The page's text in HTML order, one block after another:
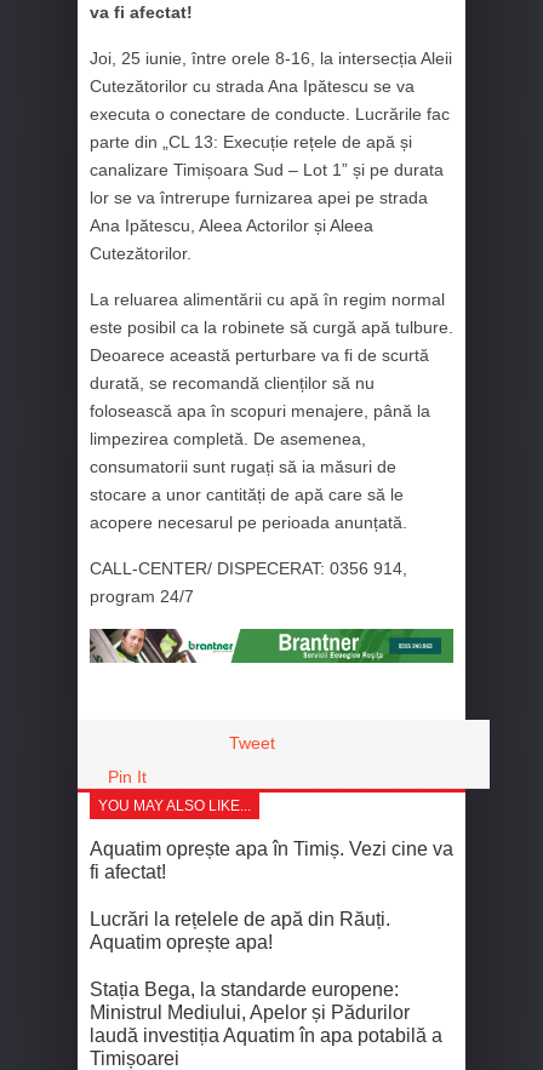
va fi afectat!
Joi, 25 iunie, între orele 8-16, la intersecția Aleii
Cutezătorilor cu strada Ana Ipătescu se va
executa o conectare de conducte. Lucrările fac
parte din „CL 13: Execuție rețele de apă și
canalizare Timișoara Sud – Lot 1” și pe durata
lor se va întrerupe furnizarea apei pe strada
Ana Ipătescu, Aleea Actorilor și Aleea
Cutezătorilor.
La reluarea alimentării cu apă în regim normal
este posibil ca la robinete să curgă apă tulbure.
Deoarece această perturbare va fi de scurtă
durată, se recomandă clienților să nu
folosească apa în scopuri menajere, până la
limpezirea completă. De asemenea,
consumatorii sunt rugați să ia măsuri de
stocare a unor cantități de apă care să le
acopere necesarul pe perioada anunțată.
CALL-CENTER/ DISPECERAT: 0356 914,
program 24/7
Tweet
Pin It
YOU MAY ALSO LIKE...
Aquatim oprește apa în Timiș. Vezi cine va
fi afectat!
Lucrări la rețelele de apă din Răuți.
Aquatim oprește apa!
Stația Bega, la standarde europene:
Ministrul Mediului, Apelor și Pădurilor
laudă investiția Aquatim în apa potabilă a
Timișoarei